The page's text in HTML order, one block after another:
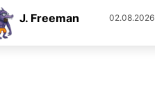
J. Freeman
02.08.2026